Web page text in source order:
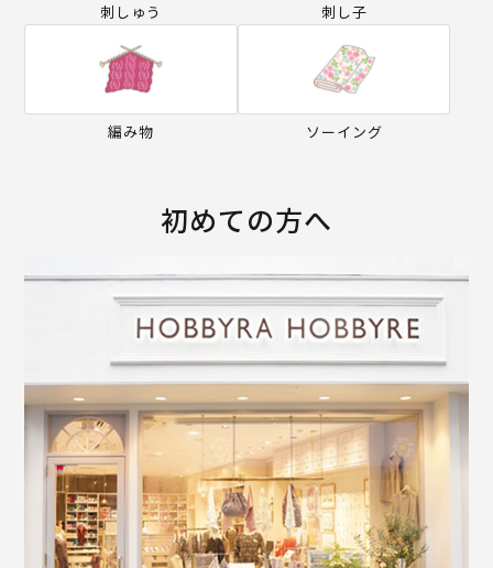
刺しゅう 刺し子
編み物 ソーイング
初めての方へ